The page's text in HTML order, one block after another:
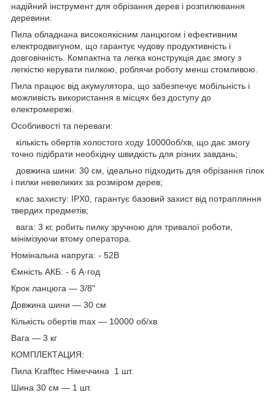
надійний інструмент для обрізання дерев і розпилювання
деревини.
Пила обладнана високоякісним ланцюгом і ефективним
електродвигуном, що гарантує чудову продуктивність і
довговічність. Компактна та легка конструкція дає змогу з
легкістю керувати пилкою, роблячи роботу менш стомливою.
Пила працює від акумулятора, що забезпечує мобільність і
можливість використання в місцях без доступу до
електромережі.
Особливості та переваги:
кількість обертів холостого ходу 10000об/хв, що дає змогу
точно підібрати необхідну швидкість для різних завдань;
довжина шини: 30 см, ідеально підходить для обрізання гілок
і пилки невеликих за розміром дерев;
клас захисту: IPX0, гарантує базовий захист від потрапляння
твердих предметів;
вага: 3 кг, робить пилку зручною для тривалої роботи,
мінімізуючи втому оператора.
Номінальна напруга: - 52В
Ємність АКБ: - 6 А·год
Крок ланцюга — 3/8"
Довжина шини — 30 см
Кількість обертів max — 10000 об/хв
Вага — 3 кг
КОМПЛЕКТАЦИЯ:
Пила Krafftec Німеччина 1 шт.
Шина 30 см — 1 шт.